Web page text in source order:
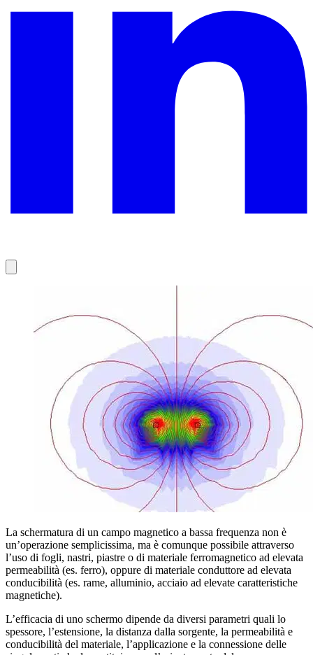
La schermatura di un campo magnetico a bassa frequenza non è
un’operazione semplicissima, ma è comunque possibile attraverso
l’uso di fogli, nastri, piastre o di materiale ferromagnetico ad elevata
permeabilità (es. ferro), oppure di materiale conduttore ad elevata
conducibilità (es. rame, alluminio, acciaio ad elevate caratteristiche
magnetiche).
L’efficacia di uno schermo dipende da diversi parametri quali lo
spessore, l’estensione, la distanza dalla sorgente, la permeabilità e
conducibilità del materiale, l’applicazione e la connessione delle